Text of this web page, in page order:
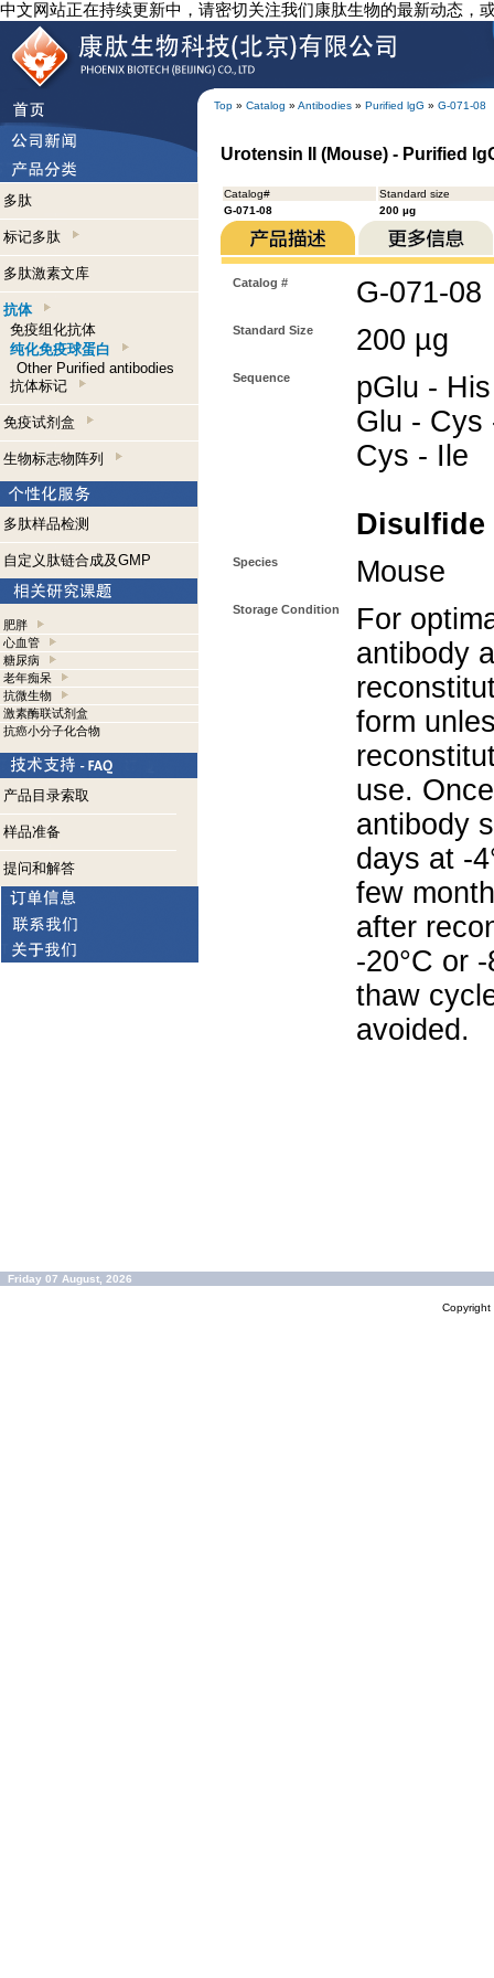
中文网站正在持续更新中，请密切关注我们康肽生物的最新动态，
Top » Catalog » Antibodies » Purified lgG » G-071-08
多肽
标记多肽
多肽激素文库
抗体
免疫组化抗体
纯化免疫球蛋白
Other Purified antibodies
抗体标记
免疫试剂盒
生物标志物阵列
多肽样品检测
自定义肽链合成及GMP
肥胖
心血管
糖尿病
老年痴呆
抗微生物
激素酶联试剂盒
抗癌小分子化合物
产品目录索取
样品准备
提问和解答
Urotensin II (Mouse) - Purified
Catalog#
Standard size
G-071-08
200 µg
Catalog # G-071-08
Standard Size 200 µg
Sequence
pGlu -
Glu - Cys
Cys - Ile
Species Mouse
Storage Condition
For
antibody
form
use.
antibody
days at -
few
after
-20°C or
thaw
avoided.
Friday 07 August, 2026